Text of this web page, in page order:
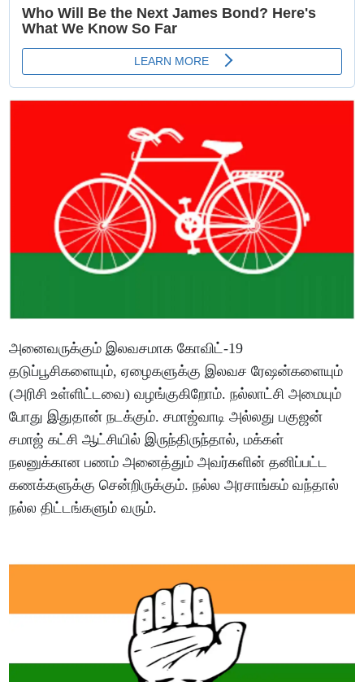
அனைவருக்கும் இலவசமாக கோவிட்-19
தடுப்பூசிகளையும், ஏழைகளுக்கு இலவச ரேஷன்களையும்
(அரிசி உள்ளிட்டவை) வழங்குகிறோம். நல்லாட்சி அமையும்
போது இதுதான் நடக்கும். சமாஜ்வாடி அல்லது பகுஜன்
சமாஜ் கட்சி ஆட்சியில் இருந்திருந்தால், மக்கள்
நலனுக்கான பணம் அனைத்தும் அவர்களின் தனிப்பட்ட
கணக்களுக்கு சென்றிருக்கும். நல்ல அரசாங்கம் வந்தால்
நல்ல திட்டங்களும் வரும்.